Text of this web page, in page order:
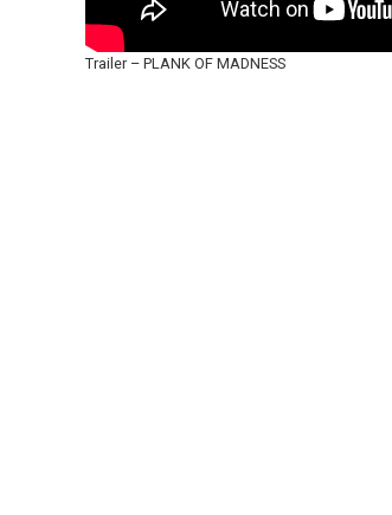
Trailer – PLANK OF MADNESS